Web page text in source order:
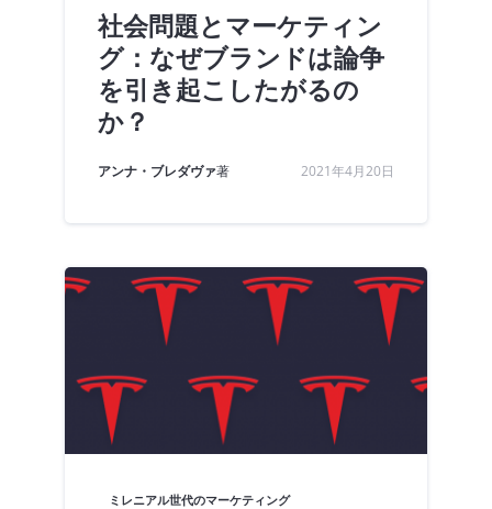
社会問題とマーケティン
グ：なぜブランドは論争
を引き起こしたがるの
か？
アンナ・ブレダヴァ著 2021年4月20日
ミレニアル世代のマーケティング